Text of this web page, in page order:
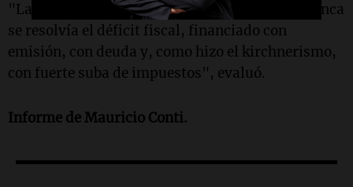
"Las crisis eran siempre recurrentes porque nunca
se resolvía el déficit fiscal, financiado con
emisión, con deuda y, como hizo el kirchnerismo,
con fuerte suba de impuestos", evaluó.
Informe de Mauricio Conti.